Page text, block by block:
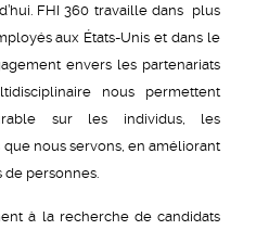
FHI 360 travaille dans plus
aux États-Unis et dans le
envers les partenariats
nous permettent
sur les individus, les
nous servons, en améliorant
personnes.
à la recherche de candidats